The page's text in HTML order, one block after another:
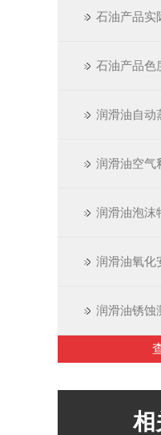
石油产品实
石油产品色
润滑油自动
润滑油空气
润滑油泡沫
润滑油氧化
润滑油锈蚀
相